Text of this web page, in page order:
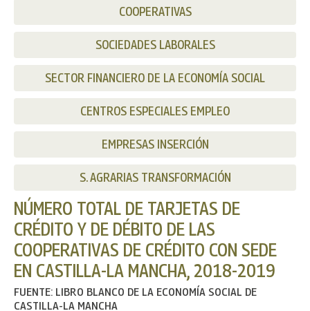
COOPERATIVAS
SOCIEDADES LABORALES
SECTOR FINANCIERO DE LA ECONOMÍA SOCIAL
CENTROS ESPECIALES EMPLEO
EMPRESAS INSERCIÓN
S. AGRARIAS TRANSFORMACIÓN
NÚMERO TOTAL DE TARJETAS DE
CRÉDITO Y DE DÉBITO DE LAS
COOPERATIVAS DE CRÉDITO CON SEDE
EN CASTILLA-LA MANCHA, 2018-2019
FUENTE: LIBRO BLANCO DE LA ECONOMÍA SOCIAL DE
CASTILLA-LA MANCHA